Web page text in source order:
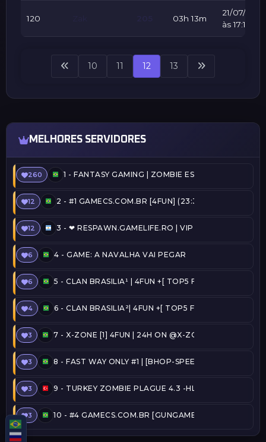
120 03h 13m
21/07/2026
às 17:18
10 11 12 13
MELHORES SERVIDORES
260 1 - FANTASY GAMING | ZOMBIE ESCAPE |
12 2 - #1 GAMECS.COM.BR [4FUN] (23:36)
12 3 - ❤ RESPAWN.GAMELIFE.RO | VIP FREE | STEAM
6 4 - GAME: A NAVALHA VAI PEGAR
6 5 - CLAN BRASILIA¹ | 4FUN +[ TOP5 FREE ADMIN +
4 6 - CLAN BRASILIA²| 4FUN +[ TOP5 FREE ADMIN +
3 7 - X-ZONE [1] 4FUN | 24H ON @X-ZONE
3 8 - FAST WAY ONLY #1 | [BHOP-SPEEDRUN] [TOP15,
3 9 - TURKEY ZOMBIE PLAGUE 4.3 -HLPLAYER.COM
3 10 - #4 GAMECS.COM.BR [GUNGAME] (3:19)